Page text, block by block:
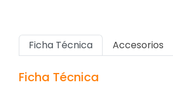
Ficha Técnica Accesorios
Ficha Técnica